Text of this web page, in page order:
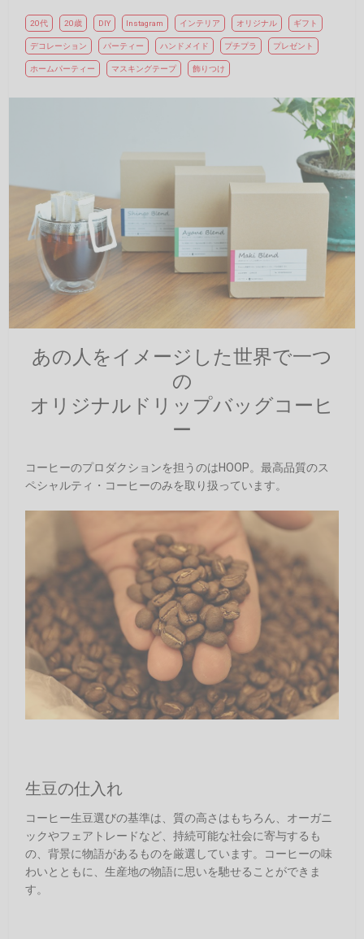
20代 20歳 DIY Instagram インテリア オリジナル ギフト
デコレーション パーティー ハンドメイド プチプラ プレゼント
ホームパーティー マスキングテープ 飾りつけ
あの人をイメージした世界で一つ
の
オリジナルドリップバッグコーヒ
ー
コーヒーのプロダクションを担うのはHOOP。最高品質のス
ペシャルティ・コーヒーのみを取り扱っています。
生豆の仕入れ
コーヒー生豆選びの基準は、質の高さはもちろん、オーガニ
ックやフェアトレードなど、持続可能な社会に寄与するも
の、背景に物語があるものを厳選しています。コーヒーの味
わいとともに、生産地の物語に思いを馳せることができま
す。